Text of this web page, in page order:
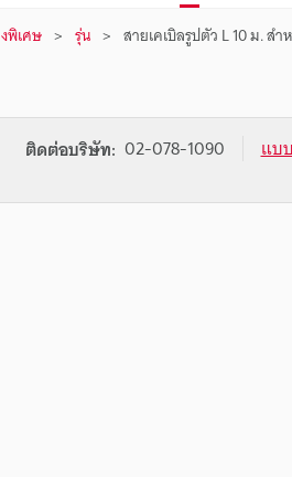
พิเศษ รุ่น สายเคเบิลรูปตัว L 10 ม. สำ
ติดต่อบริษัท: 02-078-1090 แบ